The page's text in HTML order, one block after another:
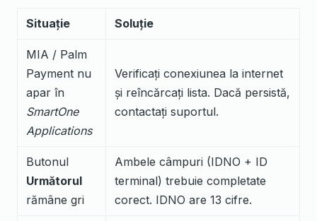
Situație Soluție
MIA / Palm
Payment nu
apar în
SmartOne
Applications
Verificați conexiunea la internet
și reîncărcați lista. Dacă persistă,
contactați suportul.
Butonul
Următorul
rămâne gri
Ambele câmpuri (IDNO + ID
terminal) trebuie completate
corect. IDNO are 13 cifre.